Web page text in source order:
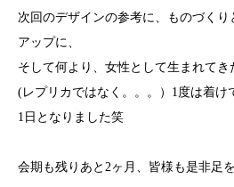
次回のデザインの参考に、ものづく
アップに、
そして何より、女性として生まれてき
(レプリカではなく。。。）1度は着け
1日となりました笑
会期も残りあと2ヶ月、皆様も是非足